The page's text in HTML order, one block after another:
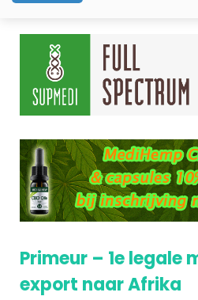
Primeur – 1e legale
export naar Afrika